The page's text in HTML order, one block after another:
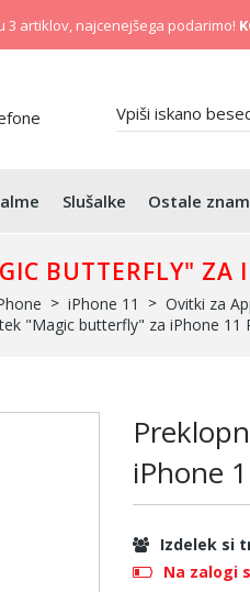
3 artiklov, najcenejšega podarimo!
Slušalke Ostale
BUTTERFLY" ZA
iPhone 11
Ovitki za
"Magic butterfly" za iPhone 11
iPhone
Izdelek si
Na zalogi